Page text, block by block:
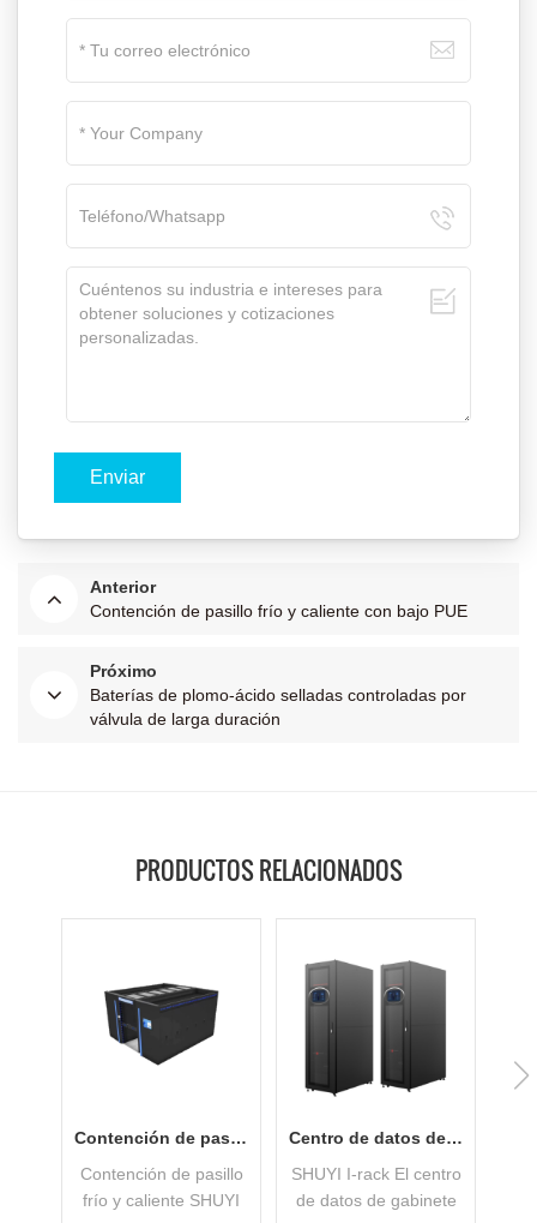
Anterior
Contención de pasillo frío y caliente con bajo PUE
Próximo
Baterías de plomo-ácido selladas controladas por
válvula de larga duración
PRODUCTOS RELACIONADOS
Contención de pasillo frío y caliente con bajo PUE
Contención de pasillo
frío y caliente SHUYI
Centro de datos de gabinete aplicado en pequeñas empresas
SHUYI I-rack El centro
de datos de gabinete